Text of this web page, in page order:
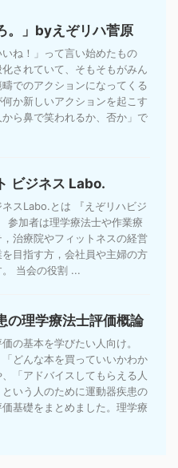
。」byえぞリハ菅原
ね！」って言い始めたもの
されていて、そもそもがみん
でのアクションになってくる
か新しいアクションを起こす
から鼻で笑われるか、否か」で
ビジネス Labo.
ネスLabo.とは 『えぞリハビジ
参加者は理学療法士や作業療
治療院やフィットネスの経営
目指す方，会社員や主婦の方
当会の役割 ...
の理学療法士評価概論
の基本を学びたい人向け。
どんな本を買っていいかわか
「アドバイスしてもらえる人
いう人のために運動器疾患の
基礎をまとめました。理学療